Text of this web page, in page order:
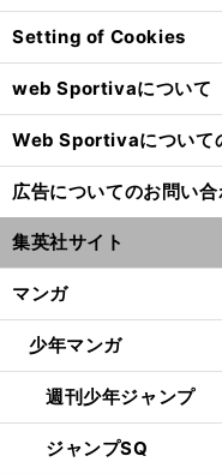
Setting of Cookies
web Sportivaについて
Web Sportivaについて
広告についてのお問い合
集英社サイト
マンガ
少年マンガ
週刊少年ジャンプ
ジャンプSQ